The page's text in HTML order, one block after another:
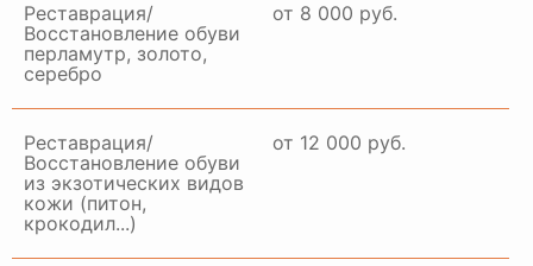
Реставрация/
Восстановление обуви
перламутр, золото,
серебро
от 8 000 руб.
Реставрация/
Восстановление обуви
из экзотических видов
кожи (питон,
крокодил...)
от 12 000 руб.